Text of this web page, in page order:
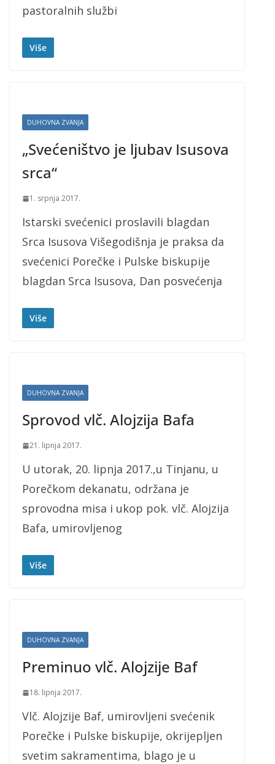
pastoralnih službi
Više
DUHOVNA ZVANJA
„Svećeništvo je ljubav Isusova
srca“
1. srpnja 2017.
Istarski svećenici proslavili blagdan
Srca Isusova Višegodišnja je praksa da
svećenici Porečke i Pulske biskupije
blagdan Srca Isusova, Dan posvećenja
Više
DUHOVNA ZVANJA
Sprovod vlč. Alojzija Bafa
21. lipnja 2017.
U utorak, 20. lipnja 2017.,u Tinjanu, u
Porečkom dekanatu, održana je
sprovodna misa i ukop pok. vlč. Alojzija
Bafa, umirovljenog
Više
DUHOVNA ZVANJA
Preminuo vlč. Alojzije Baf
18. lipnja 2017.
Vlč. Alojzije Baf, umirovljeni svećenik
Porečke i Pulske biskupije, okrijepljen
svetim sakramentima, blago je u